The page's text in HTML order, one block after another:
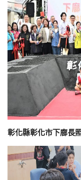
彰化縣彰化市下廍長